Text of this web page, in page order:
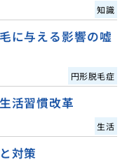
知識
に与える影響の嘘
円形脱毛症
活習慣改革
生活
対策